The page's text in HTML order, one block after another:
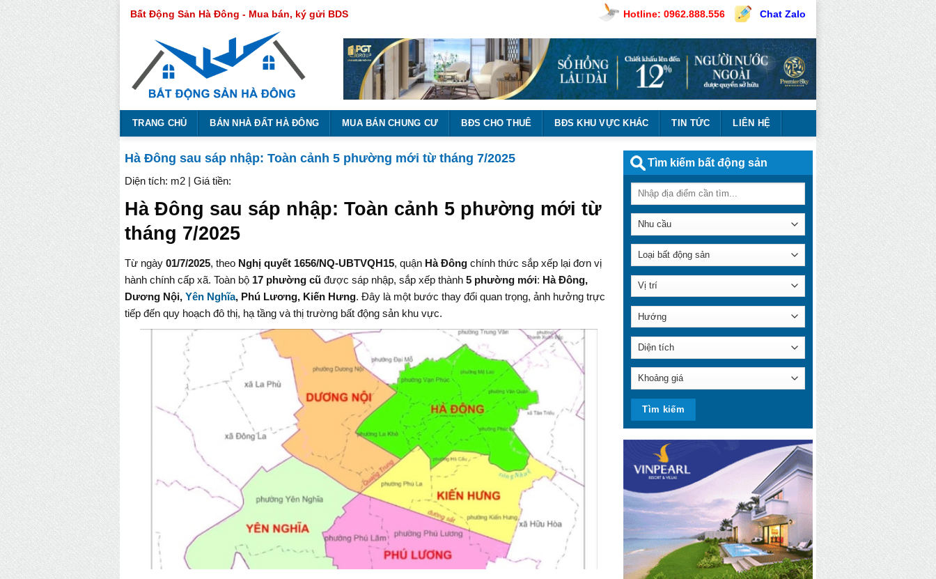
BỏBất Động Sản Hà Đông - Mua bán, ký gửi BDS Hotline: 0962.888.556 Chat Zalo
TRANG CHỦ BÁN NHÀ ĐẤT HÀ ĐÔNG MUA BÁN CHUNG CƯ BĐS CHO THUÊ BĐS KHU VỰC KHÁC TIN TỨC LIÊN HỆ
Hà Đông sau sáp nhập: Toàn cảnh 5 phường mới từ tháng 7/2025
Diện tích: m2 | Giá tiền:
Hà Đông sau sáp nhập: Toàn cảnh 5 phường mới từ
tháng 7/2025
Từ ngày 01/7/2025, theo Nghị quyết 1656/NQ-UBTVQH15, quận Hà Đông chính thức sắp xếp lại đơn vị
hành chính cấp xã. Toàn bộ 17 phường cũ được sáp nhập, sắp xếp thành 5 phường mới: Hà Đông,
Dương Nội, Yên Nghĩa, Phú Lương, Kiến Hưng. Đây là một bước thay đổi quan trọng, ảnh hưởng trực
tiếp đến quy hoạch đô thị, hạ tầng và thị trường bất động sản khu vực.
Tìm kiếm bất động sản